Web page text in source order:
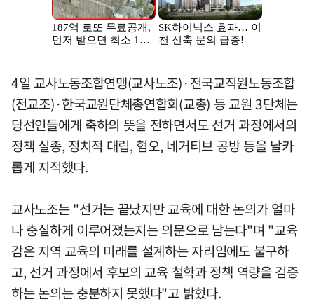
4일 교사노동조합연맹(교사노조)·전국교직원노동조합
(전교조)·한국교원단체총연합회(교총) 등 교원 3단체는
당선인들에게 축하의 뜻을 전하면서도 선거 과정에서의
정책 실종, 정치적 대립, 혐오, 네거티브 공방 등을 날카
롭게 지적했다.
교사노조는 "선거는 끝났지만 교육에 대한 논의가 얼마
나 충실하게 이루어졌는지는 의문으로 남는다"며 "교육
감은 지역 교육의 미래를 설계하는 자리임에도 불구하
고, 선거 과정에서 후보의 교육 철학과 정책 역량을 검증
하는 논의는 충분하지 못했다"고 밝혔다.